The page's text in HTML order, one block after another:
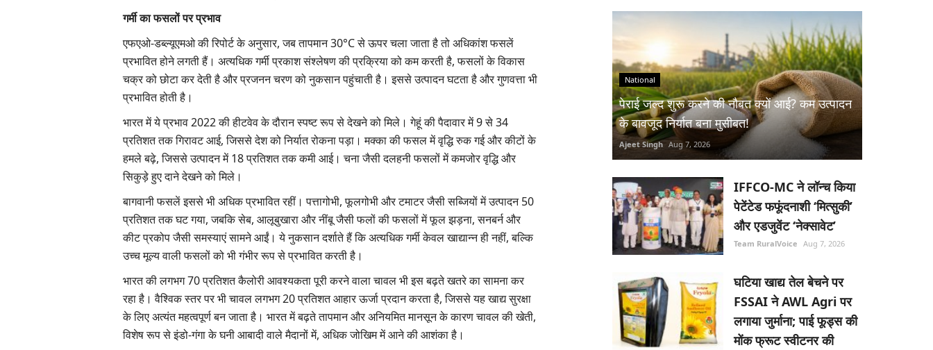
गर्मी का फसलों पर प्रभाव
एफएओ-डब्ल्यूएमओ की रिपोर्ट के अनुसार, जब तापमान 30°C से ऊपर चला जाता है तो अधिकांश फसलें
प्रभावित होने लगती हैं। अत्यधिक गर्मी प्रकाश संश्लेषण की प्रक्रिया को कम करती है, फसलों के विकास
चक्र को छोटा कर देती है और प्रजनन चरण को नुकसान पहुंचाती है। इससे उत्पादन घटता है और गुणवत्ता भी
प्रभावित होती है।
भारत में ये प्रभाव 2022 की हीटवेव के दौरान स्पष्ट रूप से देखने को मिले। गेहूं की पैदावार में 9 से 34
प्रतिशत तक गिरावट आई, जिससे देश को निर्यात रोकना पड़ा। मक्का की फसल में वृद्धि रुक गई और कीटों के
हमले बढ़े, जिससे उत्पादन में 18 प्रतिशत तक कमी आई। चना जैसी दलहनी फसलों में कमजोर वृद्धि और
सिकुड़े हुए दाने देखने को मिले।
बागवानी फसलें इससे भी अधिक प्रभावित रहीं। पत्तागोभी, फूलगोभी और टमाटर जैसी सब्जियों में उत्पादन 50
प्रतिशत तक घट गया, जबकि सेब, आलूबुखारा और नींबू जैसी फलों की फसलों में फूल झड़ना, सनबर्न और
कीट प्रकोप जैसी समस्याएं सामने आईं। ये नुकसान दर्शाते हैं कि अत्यधिक गर्मी केवल खाद्यान्न ही नहीं, बल्कि
उच्च मूल्य वाली फसलों को भी गंभीर रूप से प्रभावित करती है।
भारत की लगभग 70 प्रतिशत कैलोरी आवश्यकता पूरी करने वाला चावल भी इस बढ़ते खतरे का सामना कर
रहा है। वैश्विक स्तर पर भी चावल लगभग 20 प्रतिशत आहार ऊर्जा प्रदान करता है, जिससे यह खाद्य सुरक्षा
के लिए अत्यंत महत्वपूर्ण बन जाता है। भारत में बढ़ते तापमान और अनियमित मानसून के कारण चावल की खेती,
विशेष रूप से इंडो-गंगा के घनी आबादी वाले मैदानों में, अधिक जोखिम में आने की आशंका है।
National
पेराई जल्द शुरू करने की नौबत क्यों आई? कम उत्पादन
के बावजूद निर्यात बना मुसीबत!
Ajeet Singh Aug 7, 2026
IFFCO-MC ने लॉन्च किया
पेटेंटेड फफूंदनाशी ‘मित्सुकी’
और एडजुवेंट ‘नेक्सावेट’
Team RuralVoice Aug 7, 2026
घटिया खाद्य तेल बेचने पर
FSSAI ने AWL Agri पर
लगाया जुर्माना; पाई फूड्स की
मोंक फ्रूट स्वीटनर की